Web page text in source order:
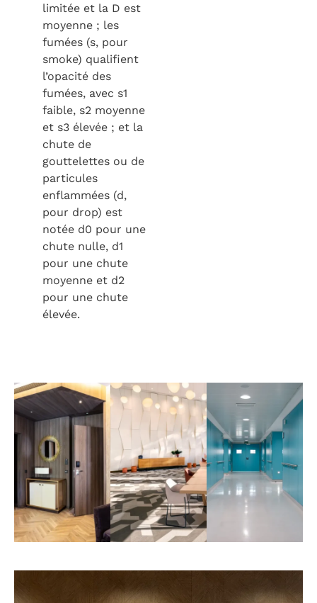
limitée et la D est
moyenne ; les
fumées (s, pour
smoke) qualifient
l’opacité des
fumées, avec s1
faible, s2 moyenne
et s3 élevée ; et la
chute de
gouttelettes ou de
particules
enflammées (d,
pour drop) est
notée d0 pour une
chute nulle, d1
pour une chute
moyenne et d2
pour une chute
élevée.